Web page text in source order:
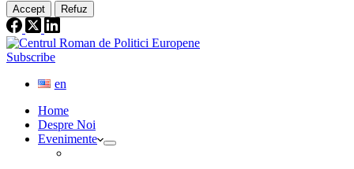
Accept Refuz
Subscribe
en
Home
Despre Noi
Evenimente